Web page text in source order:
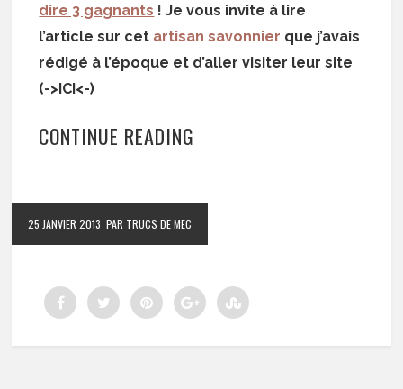
dire 3 gagnants !Je vous invite à lire
l’article sur cet artisan savonnier que j’avais
rédigé à l’époque et d’aller visiter leur site
(->ICI<-)
CONTINUE READING
25 JANVIER 2013 PAR TRUCS DE MEC